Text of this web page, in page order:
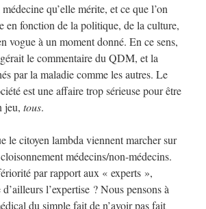
qu’elle mérite, et ce que l’on
en fonction de la politique, de la culture,
vogue à un moment donné. En ce sens,
le commentaire du QDM, et la
par la maladie comme les autres. Le
est une affaire trop sérieuse pour être
jeu, tous.
le citoyen lambda viennent marcher sur
médecins/non-médecins.
par rapport aux « experts »,
l’expertise ? Nous pensons à
du simple fait de n’avoir pas fait